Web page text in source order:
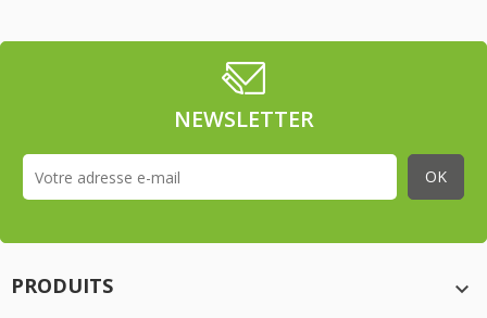
NEWSLETTER
PRODUITS 